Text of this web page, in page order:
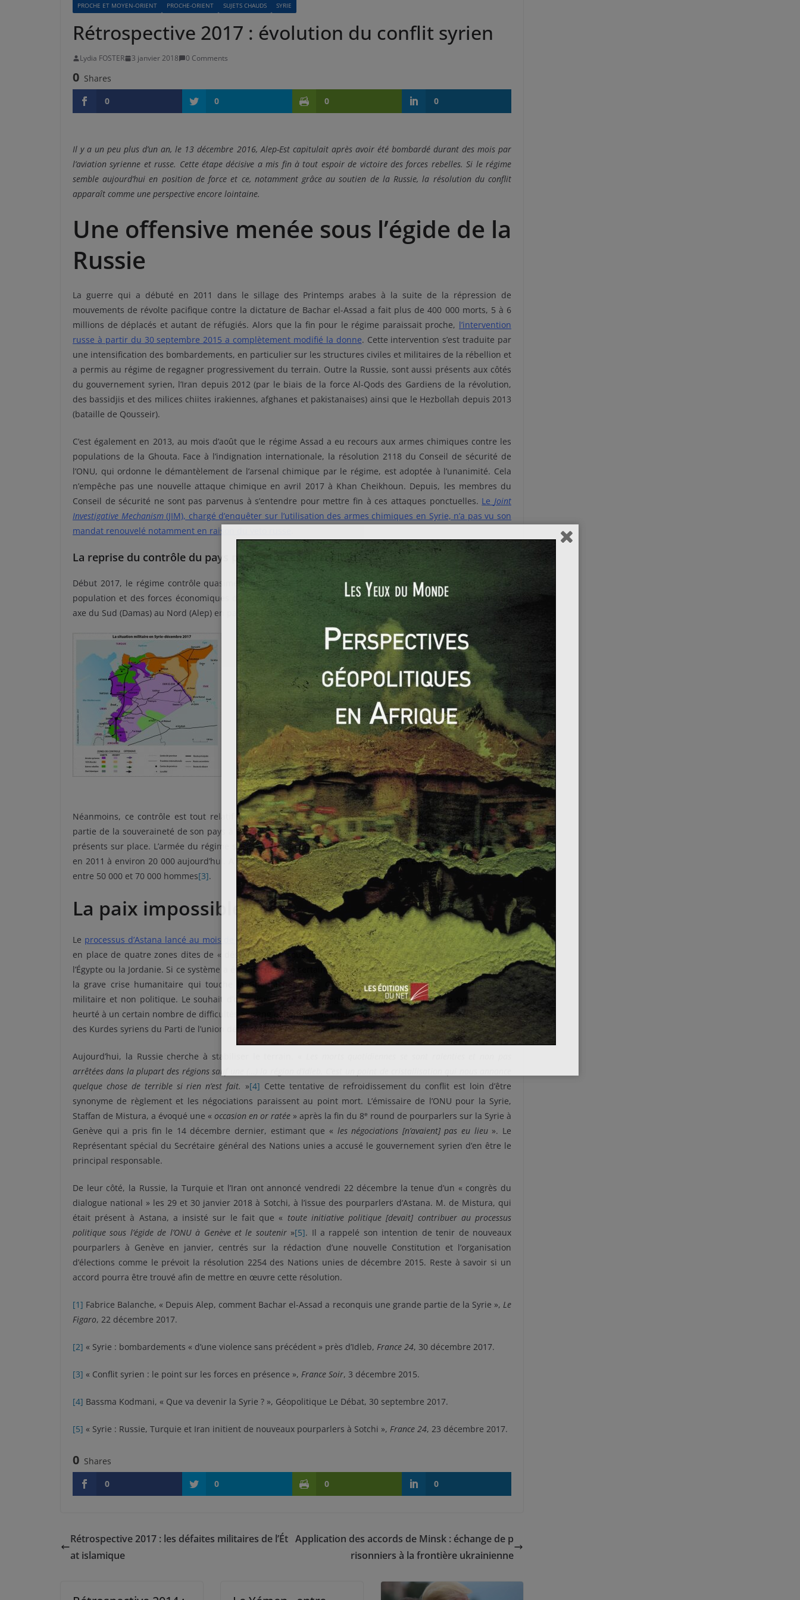
PROCHE ET MOYEN-ORIENT PROCHE-ORIENT SUJETS CHAUDS SYRIE
Rétrospective 2017 : évolution du conflit syrien
Lydia FOSTER 3 janvier 2018 0 Comments
0 Shares
0
0 0 0
Il y a un peu plus d’un an, le 13 décembre 2016, Alep-Est capitulait après avoir été bombardé durant des mois par
l’aviation syrienne et russe. Cette étape décisive a mis fin à tout espoir de victoire des forces rebelles. Si le régime
semble aujourd’hui en position de force et ce, notamment grâce au soutien de la Russie, la résolution du conflit
apparaît comme une perspective encore lointaine.
Une offensive menée sous l’égide de la
Russie
La guerre qui a débuté en 2011 dans le sillage des Printemps arabes à la suite de la répression de
mouvements de révolte pacifique contre la dictature de Bachar el-Assad a fait plus de 400 000 morts, 5 à 6
millions de déplacés et autant de réfugiés. Alors que la fin pour le régime paraissait proche, l’intervention
russe à partir du 30 septembre 2015 a complètement modifié la donne. Cette intervention s’est traduite par
une intensification des bombardements, en particulier sur les structures civiles et militaires de la rébellion et
a permis au régime de regagner progressivement du terrain. Outre la Russie, sont aussi présents aux côtés
du gouvernement syrien, l’Iran depuis 2012 (par le biais de la force Al-Qods des Gardiens de la révolution,
des bassidjis et des milices chiites irakiennes, afghanes et pakistanaises) ainsi que le Hezbollah depuis 2013
(bataille de Qousseir).
C’est également en 2013, au mois d’août que le régime Assad a eu recours aux armes chimiques contre les
populations de la Ghouta. Face à l’indignation internationale, la résolution 2118 du Conseil de sécurité de
l’ONU, qui ordonne le démantèlement de l’arsenal chimique par le régime, est adoptée à l’unanimité. Cela
n’empêche pas une nouvelle attaque chimique en avril 2017 à Khan Cheikhoun. Depuis, les membres du
Conseil de sécurité ne sont pas parvenus à s’entendre pour mettre fin à ces attaques ponctuelles. LeJoint
Investigative Mechanism(JIM), chargé d’enquêter sur l’utilisation des armes chimiques en Syrie, n’a pas vu son
mandat renouvelé notamment en raison du veto russe
La reprise du contrôle du pays par les forces du régime
Début 2017, le régime contrôle quasiment l’ensemble de l’Ouest du pays, où se trouvent la majorité de la
population et des forces économiques du pays. Il s’agit de la Syrie souvent qualifiée d’«utile» qui forme un
axe du Sud (Damas) au Nord (Alep) en passant par les villes centrales de Homs et Hama.
Au cours de l’année, la mainmise du régime s’est intensifiée
puisqu’en novembre 2017, il contrôle les deux tiers du territoire
(contre moins de 20% à la veille de l’intervention russe) et les deux
tiers de la population. Hormis quelques enclaves à Homs, Damas et
dans le Sud syrien, Idleb est la seule région encore aux mains des
rebelles, mais dominée par les islamistes, notamment le Front
Fatah al-Cham ex-branche syrienne d’Al-Qaïda. L’idée selon laquelle
Idleb sera la grande bataille de 2018»[1]semble se confirmer
comme en témoignent les violents combats qui ont lieu
actuellement entre l’armée du régime d’un côté et les jihadistes et
rebelles de l’autre[2].
Néanmoins, ce contrôle est tout relatif dans la mesure où le président Assad semble avoir concédé une
partie de la souveraineté de son pays à ses « parrains » étrangers ainsi qu’aux milices étrangères et locales
présents sur place. L’armée du régime s’est réduite comme peau de chagrin passant de 300 000 personnes
en 2011 à environ 20 000 aujourd’hui. A ces effectifs s’ajoutent les forces et milices étrangères qui comptent
entre 50 000 et 70 000 hommes[3].
La paix impossible ?
Le processus d’Astana lancé au mois de janvier 2017 par la Russie avec l’Iran et la Turquiea permis la mise
en place de quatre zones dites de « désescalade », sous le parrainage d’autres acteurs régionaux tels que
l’Égypte ou la Jordanie. Si ce système a été effectif dans certaines zones, son succès reste relatif en raison de
la grave crise humanitaire qui touche la Ghouta orientale. Ce processus revêt en outre une dimension
militaire et non politique. Le souhait d’organiser à Sotchi un règlement politique de la crise syrienne s’est
heurté à un certain nombre de difficultés au rang desquelles se trouve l’opposition de la Turquie à l’invitation
des Kurdes syriens du Parti de l’union démocratique (PYD), que la Russie soutient.
Aujourd’hui, la Russie cherche à stabiliser le terrain. «
arrêtées dans la plupart des régions sauf une (…) la région d’Idleb. C’est un point de cristallisation qui nous annonce
quelque chose de terrible si rien n’est fait. »[4] Cette tentative de refroidissement du conflit est loin d’être
synonyme de règlement et les négociations paraissent au point mort. L’émissaire de l’ONU pour la Syrie,
Staffan de Mistura, a évoqué une « occasion en or ratée » après la fin du 8e round de pourparlers sur la Syrie à
Genève qui a pris fin le 14 décembre dernier, estimant que « les négociations [n’avaient] pas eu lieu». Le
Représentant spécial du Secrétaire général des Nations unies a accusé le gouvernement syrien d’en être le
principal responsable.
De leur côté, la Russie, la Turquie et l’Iran ont annoncé vendredi 22 décembre la tenue d’un « congrès du
dialogue national » les 29 et 30 janvier 2018 à Sotchi, à l’issue des pourparlers d’Astana. M. de Mistura, qui
était présent à Astana, a insisté sur le fait que « toute initiative politique [devait] contribuer au processus
politique sous l’égide de l’ONU à Genève et le soutenir »[5]. Il a rappelé son intention de tenir de nouveaux
pourparlers à Genève en janvier, centrés sur la rédaction d’une nouvelle Constitution et l’organisation
d’élections comme le prévoit la résolution 2254 des Nations unies de décembre 2015. Reste à savoir si un
accord pourra être trouvé afin de mettre en œuvre cette résolution.
[1] Fabrice Balanche, « Depuis Alep, comment Bachar el-Assad a reconquis une grande partie de la Syrie », Le
Figaro, 22 décembre 2017.
[2] « Syrie : bombardements « d’une violence sans précédent » près d’Idleb, France 24, 30 décembre 2017.
[3] « Conflit syrien : le point sur les forces en présence », France Soir, 3 décembre 2015.
[4] Bassma Kodmani, « Que va devenir la Syrie ? », Géopolitique Le Débat, 30 septembre 2017.
[5] « Syrie : Russie, Turquie et Iran initient de nouveaux pourparlers à Sotchi », France 24, 23 décembre 2017.
0 Shares
0
0 0 0
Rétrospective 2017 : les défaites militaires de l’Ét
at islamique
Application des accords de Minsk : échange de p
risonniers à la frontière ukrainienne